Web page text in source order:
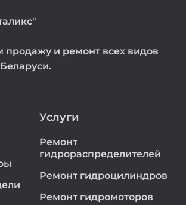
продажу и ремонт всех видов
Услуги
Ремонт
гидрораспределителей
Ремонт гидроцилиндров
Ремонт гидромоторов